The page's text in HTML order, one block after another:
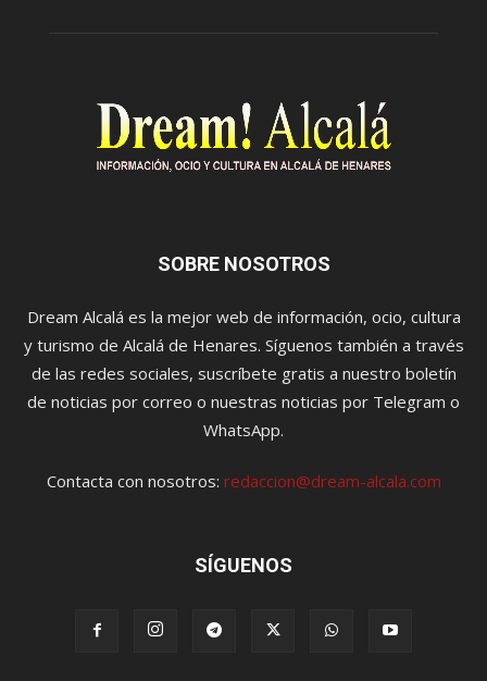
SOBRE NOSOTROS
Dream Alcalá es la mejor web de información, ocio, cultura
y turismo de Alcalá de Henares. Síguenos también a través
de las redes sociales, suscríbete gratis a nuestro boletín
de noticias por correo o nuestras noticias por Telegram o
WhatsApp.
Contacta con nosotros: redaccion@dream-alcala.com
SÍGUENOS